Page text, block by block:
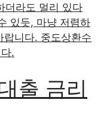
더라도 멀리 있다
있듯, 마냥 저렴하
랍니다. 중도상환수
.
출 금리